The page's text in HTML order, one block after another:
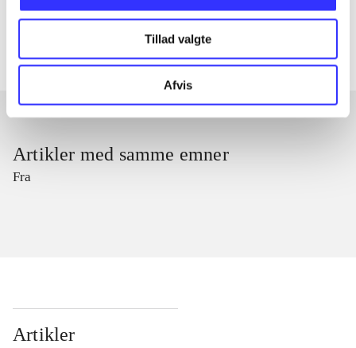
Tillad valgte
Afvis
Artiklerne i handler ofte om
Artikler med samme emner
Fra
Artikler